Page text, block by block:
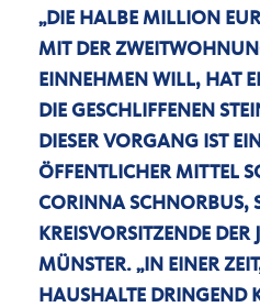
DIE HALBE MILLION
MIT DER
EINNEHMEN WILL, HAT
DIE GESCHLIFFENEN
DIESER VORGANG IST
ÖFFENTLICHER MITTEL
CORINNA SCHNORBUS,
KREISVORSITZENDE
MÜNSTER. „IN EINER
HAUSHALTE DRINGEND